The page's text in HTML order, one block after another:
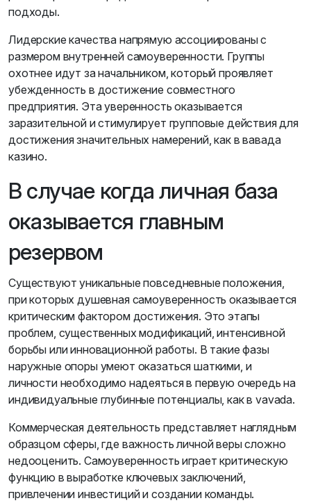
подходы.
Лидерские качества напрямую ассоциированы с
размером внутренней самоуверенности. Группы
охотнее идут за начальником, который проявляет
убежденность в достижение совместного
предприятия. Эта уверенность оказывается
заразительной и стимулирует групповые действия для
достижения значительных намерений, как в вавада
казино.
В случае когда личная база
оказывается главным
резервом
Существуют уникальные повседневные положения,
при которых душевная самоуверенность оказывается
критическим фактором достижения. Это этапы
проблем, существенных модификаций, интенсивной
борьбы или инновационной работы. В такие фазы
наружные опоры умеют оказаться шаткими, и
личности необходимо надеяться в первую очередь на
индивидуальные глубинные потенциалы, как в vavada.
Коммерческая деятельность представляет наглядным
образцом сферы, где важность личной веры сложно
недооценить. Самоуверенность играет критическую
функцию в выработке ключевых заключений,
привлечении инвестиций и создании команды.